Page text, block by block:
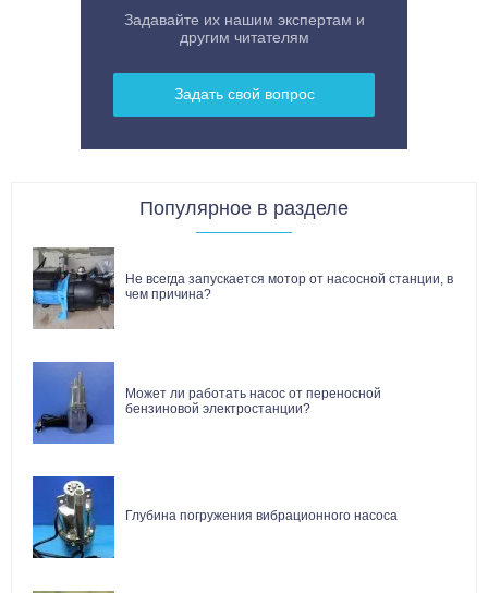
Задавайте их нашим экспертам и
другим читателям
Задать свой вопрос
Популярное в разделе
Не всегда запускается мотор от насосной станции, в
чем причина?
Может ли работать насос от переносной
бензиновой электростанции?
Глубина погружения вибрационного насоса